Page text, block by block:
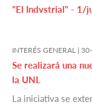
"El Indvstrial" - 1/
INTERÉS GENERAL |
Se realizará una
la UNL
La iniciativa se